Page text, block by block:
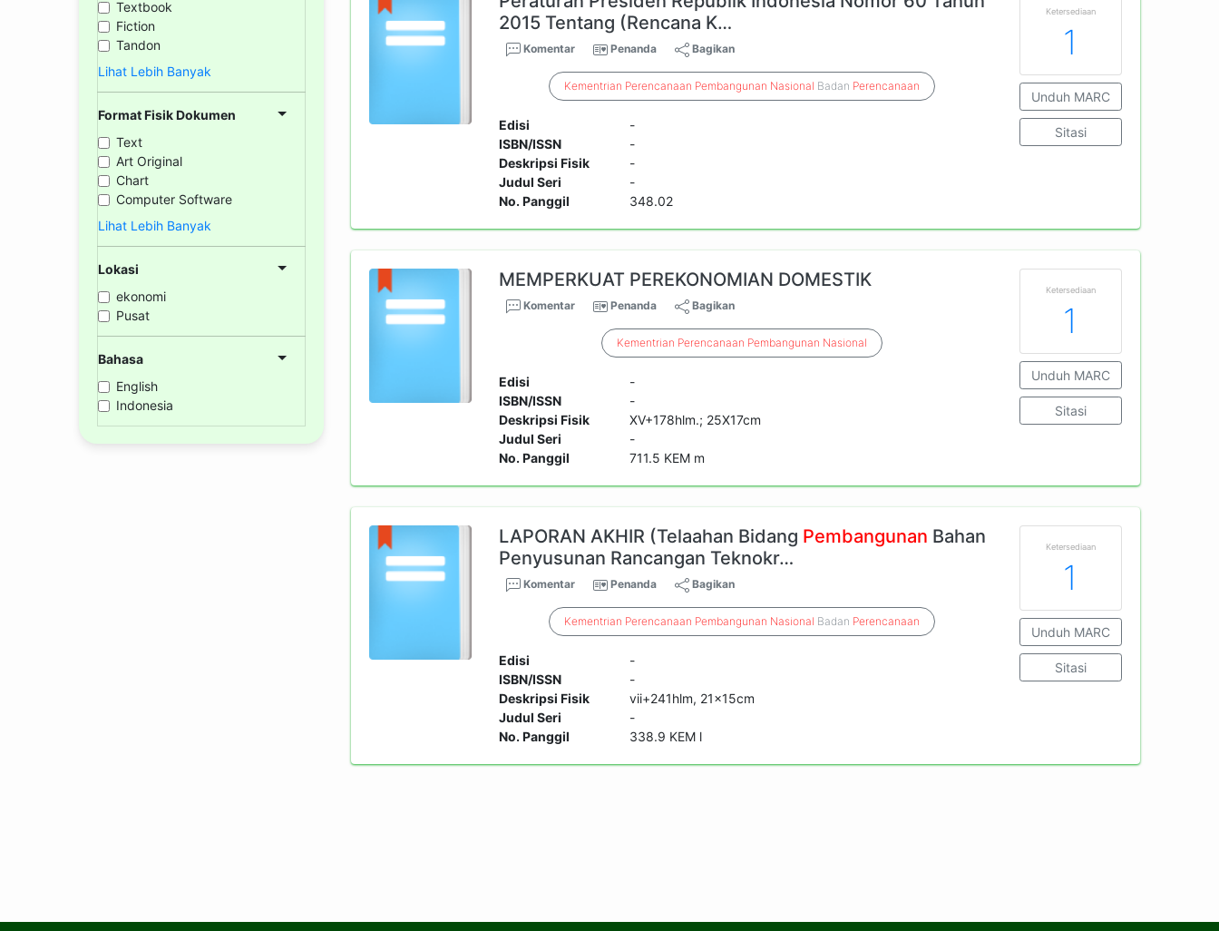
Textbook
Fiction
Tandon
Lihat Lebih Banyak
Format Fisik Dokumen
Text
Art Original
Chart
Computer Software
Lihat Lebih Banyak
Lokasi
ekonomi
Pusat
Bahasa
English
Indonesia
2015 Tentang (Rencana K…
Komentar Penanda Bagikan
Kementrian Perencanaan Pembangunan Nasional Badan Perencanaan
Edisi
-
ISBN/ISSN
-
Deskripsi Fisik
-
Judul Seri
-
No. Panggil
348.02
Ketersediaan
1
Unduh MARC
Sitasi
MEMPERKUAT PEREKONOMIAN DOMESTIK
Komentar Penanda Bagikan
Kementrian Perencanaan Pembangunan Nasional
Edisi
-
ISBN/ISSN
-
Deskripsi Fisik
XV+178hlm.; 25X17cm
Judul Seri
-
No. Panggil
711.5 KEM m
Ketersediaan
1
Unduh MARC
Sitasi
LAPORAN AKHIR (Telaahan Bidang Pembangunan Bahan
Penyusunan Rancangan Teknokr…
Komentar Penanda Bagikan
Kementrian Perencanaan Pembangunan Nasional Badan Perencanaan
Edisi
-
ISBN/ISSN
-
Deskripsi Fisik
vii+241hlm, 21x15cm
Judul Seri
-
No. Panggil
338.9 KEM l
Ketersediaan
1
Unduh MARC
Sitasi